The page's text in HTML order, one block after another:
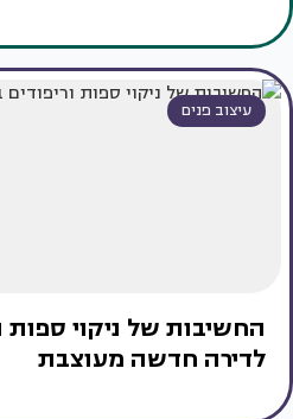
עיצוב פנים
החשיבות של ניקוי ספות
לדירה חדשה מעוצבת